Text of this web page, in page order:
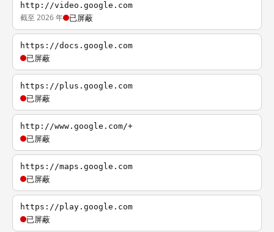
http://video.google.com
截至 2026 年 已屏蔽
https://docs.google.com
已屏蔽
https://plus.google.com
已屏蔽
http://www.google.com/+
已屏蔽
https://maps.google.com
已屏蔽
https://play.google.com
已屏蔽